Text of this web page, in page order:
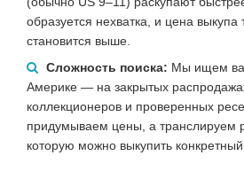
образуется нехватка, и цена
становится выше.
Сложность поиска: Мы ищем
Америке — на закрытых
коллекционеров и проверенных
придумываем цены, а транслируем
которую можно выкупить